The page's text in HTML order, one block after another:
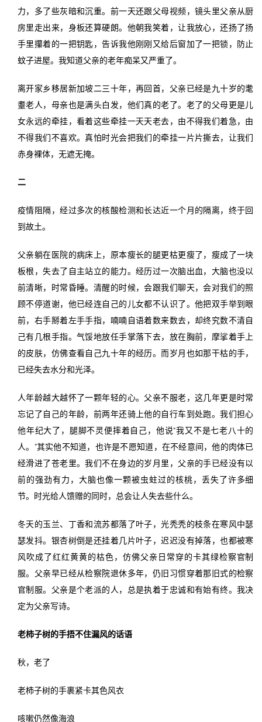
力，多了些灰暗和沉重。前一天还跟父母视频，镜头里父亲从厨
房里走出来，身板还算硬朗。他朝我笑着，让我放心，还扬了扬
手里攥着的一把钥匙，告诉我他刚刚又给后窗加了一把锁，防止
蚊子进屋。我知道父亲的老年痴呆又严重了。
离开家乡移居新加坡二三十年，再回首，父亲已经是九十岁的耄
耋老人，母亲也是满头白发，他们真的老了。老了的父母更是儿
女永远的牵挂，看着这些牵挂一天天老去，由不得我们着急，由
不得我们不喜欢。真怕时光会把我们的牵挂一片片撕去，让我们
赤身裸体，无遮无掩。
二
疫情阻隔，经过多次的核酸检测和长达近一个月的隔离，终于回
到故土。
父亲躺在医院的病床上，原本瘦长的腿更枯更瘦了，瘦成了一块
板根，失去了自主站立的能力。经历过一次脑出血，大脑也没以
前清晰，时常昏睡。清醒的时候，会跟我们聊天，会对我们的照
顾不停道谢，他已经连自己的儿女都不认识了。他把双手举到眼
前，右手掰着左手手指，喃喃自语着数来数去，却终究数不清自
己有几根手指。气馁地放任手掌落下去，放在胸前，摩挲着手上
的皮肤，仿佛查看自己九十年的经历。而岁月也如那干枯的手，
已经失去水分和光泽。
人年龄越大越怀了一颗年轻的心。父亲不服老，这几年更是时常
忘记了自己的年龄，前两年还骑上他的自行车到处跑。我们担心
他年纪大了，腿脚不灵便摔着自己，他说“我又不是七老八十的
人。”其实他不知道，也许是不愿知道，在不经意间，他的肉体已
经滑进了苍老里。我们不在身边的岁月里，父亲的手已经没有以
前的强劲有力，大脑也像一颗被虫蛀过的核桃，丢失了许多细
节。时光给人馈赠的同时，总会让人失去些什么。
冬天的玉兰、丁香和流苏都落了叶子，光秃秃的枝条在寒风中瑟
瑟发抖。银杏树倒是还挂着几片叶子，迟迟没有掉落，也都被寒
风吹成了红红黄黄的枯色，仿佛父亲日常穿的卡其绿检察官制
服。父亲早已经从检察院退休多年，仍旧习惯穿着那旧式的检察
官制服。父亲是个老派的人，总是执着于忠诚和有始有终。我决
定为父亲写诗。
老柿子树的手捂不住漏风的话语
秋，老了
老柿子树的手裹紧卡其色风衣
咳嗽仍然像海浪